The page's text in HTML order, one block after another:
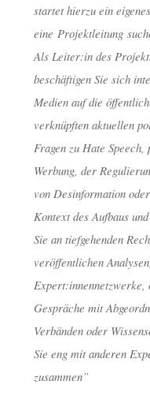
startet hierzu ein
eine Projektleitung
Als Leiter:in des
beschäftigen Sie sich
Medien auf die
verknüpften aktuellen
Fragen zu Hate
Werbung, der
von Desinformation
Kontext des Aufbaus
Sie an tiefgehenden
veröffentlichen
Expert:innennetzwerke,
Gespräche mit
Verbänden oder
Sie eng mit anderen
zusammen”